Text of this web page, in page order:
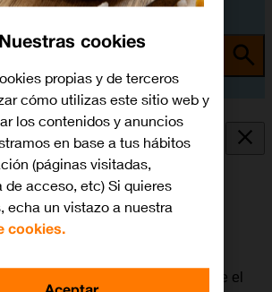
llamadas, puede haber varias
Para realizar llamadas a o desde el
Nuestras cookies
propias y de terceros
cómo utilizas este sitio web y
los contenidos y anuncios
en base a tus hábitos
(páginas visitadas,
de acceso, etc) Si quieres
echa un vistazo a nuestra
cookies.